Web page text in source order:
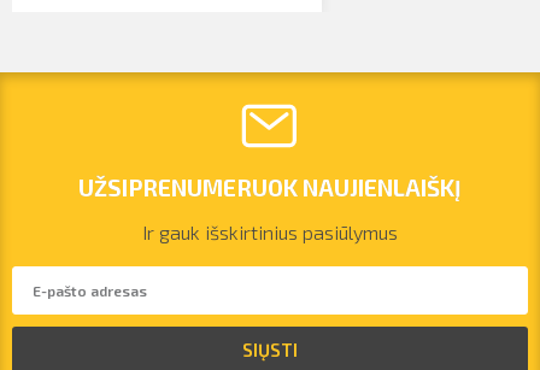
vilnius@arsenalrent.com
UŽSIPRENUMERUOK NAUJIENLAIŠKĮ
Ir gauk išskirtinius pasiūlymus
SIŲSTI